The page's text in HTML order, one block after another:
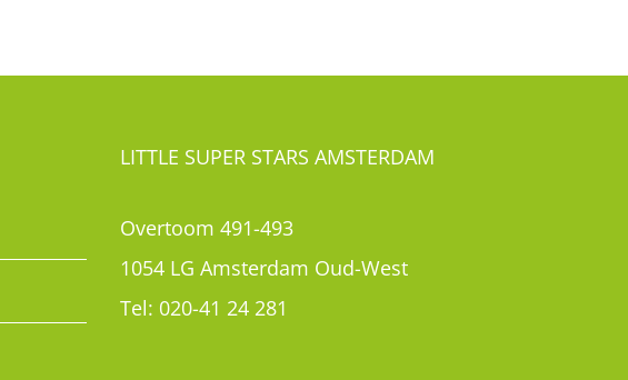
LITTLE SUPER STARS AMSTERDAM
Overtoom 491-493
1054 LG Amsterdam Oud-West
Tel: 020-41 24 281